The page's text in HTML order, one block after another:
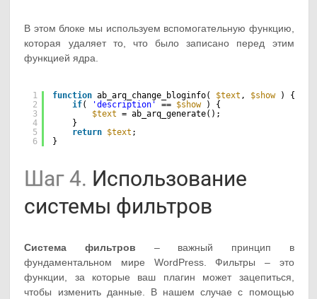
В этом блоке мы используем вспомогательную функцию,
которая удаляет то, что было записано перед этим
функцией ядра.
1
2
3
4
5
6
function ab_arq_change_bloginfo( $text , $show
) {
if( 'description' == $show
) {
$text
= ab_arq_generate();
}
return $text ;
}
Шаг 4. Использование
системы фильтров
Система фильтров – важный принцип в
фундаментальном мире WordPress. Фильтры – это
функции, за которые ваш плагин может зацепиться,
чтобы изменить данные. В нашем случае с помощью